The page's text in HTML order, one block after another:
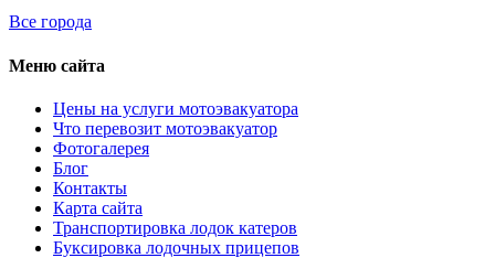
Все города
Меню сайта
Цены на услуги мотоэвакуатора
Что перевозит мотоэвакуатор
Фотогалерея
Блог
Контакты
Карта сайта
Транспортировка лодок катеров
Буксировка лодочных прицепов